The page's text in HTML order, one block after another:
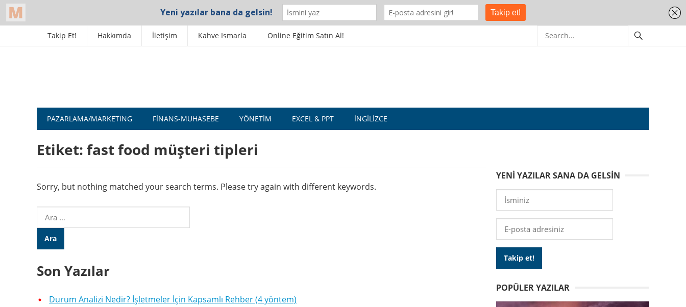
Takip Et! Hakkımda İletişim Kahve Ismarla Online Eğitim Satın Al!
PAZARLAMA/MARKETING FINANS-MUHASEBE YÖNETIM EXCEL & PPT İNGILIZCE
Etiket: fast food müşteri tipleri
Sorry, but nothing matched your search terms. Please try again with different keywords.
Arama:
Son Yazılar
Durum Analizi Nedir? İşletmeler İçin Kapsamlı Rehber (4 yöntem)
YENI YAZILAR SANA DA GELSIN
POPÜLER YAZILAR